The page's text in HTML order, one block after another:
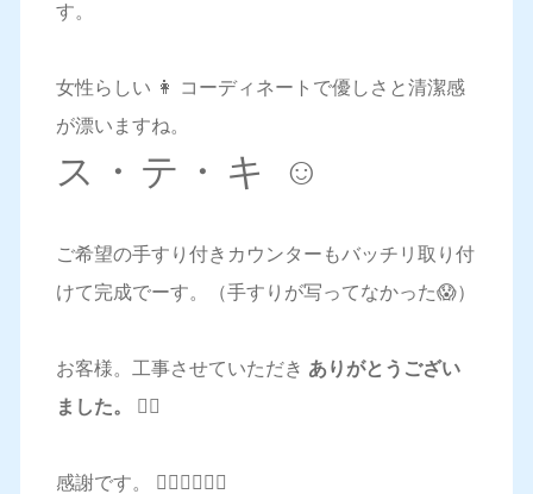
す。
女性らしい 👩 コーディネートで優しさと清潔感
が漂いますね。
ス・テ・キ ☺️
ご希望の手すり付きカウンターもバッチリ取り付
けて完成でーす。（手すりが写ってなかった😱）
お客様。工事させていただき ありがとうござい
ました。 🙇‍♂️
感謝です。 🙇‍♂️🙇‍♂️🙇‍♂️